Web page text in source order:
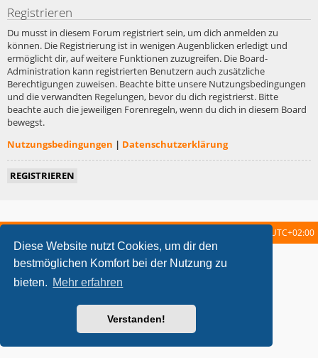
Diese Website nutzt Cookies, um dir den
bestmöglichen Komfort bei der Nutzung zu
bieten. Mehr erfahren
Verstanden!
Registrieren
Du musst in diesem Forum registriert sein, um dich anmelden zu
können. Die Registrierung ist in wenigen Augenblicken erledigt und
ermöglicht dir, auf weitere Funktionen zuzugreifen. Die Board-
Administration kann registrierten Benutzern auch zusätzliche
Berechtigungen zuweisen. Beachte bitte unsere Nutzungsbedingungen
und die verwandten Regelungen, bevor du dich registrierst. Bitte
beachte auch die jeweiligen Forenregeln, wenn du dich in diesem Board
bewegst.
Nutzungsbedingungen | Datenschutzerklärung
REGISTRIEREN
UTC+02:00
metrolike style by Eric Seguin Updated for phpBB3.2 by
Powered byphpBB ® Forum Software © phpBB Limited
Deutsche Übersetzung durch